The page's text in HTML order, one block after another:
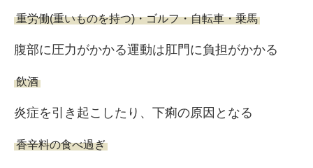
重労働(重いものを持つ)・ゴルフ・自転車・乗馬
腹部に圧力がかかる運動は肛門に負担がかかる
飲酒
炎症を引き起こしたり、下痢の原因となる
香辛料の食べ過ぎ